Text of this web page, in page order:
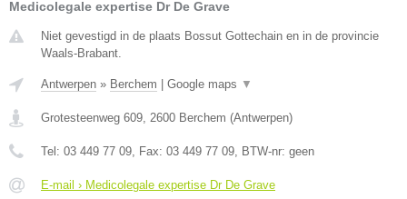
Medicolegale expertise Dr De Grave
Niet gevestigd in de plaats Bossut Gottechain en in de provincie
Waals-Brabant.
Antwerpen » Berchem Google maps ▼
Grotesteenweg 609, 2600 Berchem (Antwerpen)
Tel: 03 449 77 09, Fax: 03 449 77 09, BTW-nr: geen
E-mail › Medicolegale expertise Dr De Grave